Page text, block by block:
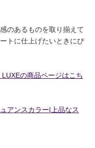
のあるものを取り揃えて
トに仕上げたいときにぴ
の商品ページはこち
アンスカラー|上品なス